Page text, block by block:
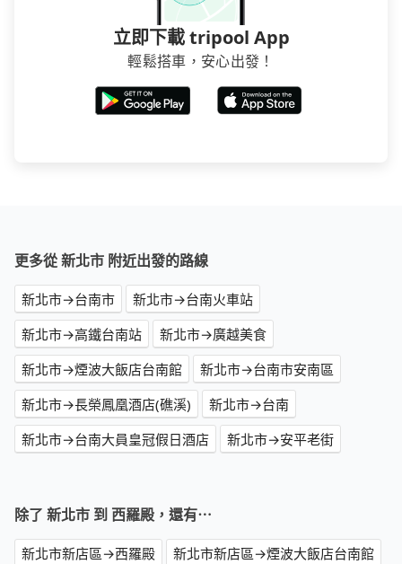
立即下載 tripool App
輕鬆搭車，安心出發！
更多從 新北市 附近出發的路線
新北市→台南市
新北市→台南火車站
新北市→高鐵台南站
新北市→廣越美食
新北市→煙波大飯店台南館
新北市→台南市安南區
新北市→長榮鳳凰酒店(礁溪)
新北市→台南
新北市→台南大員皇冠假日酒店
新北市→安平老街
除了 新北市 到 西羅殿，還有⋯
新北市新店區→西羅殿
新北市新店區→煙波大飯店台南館